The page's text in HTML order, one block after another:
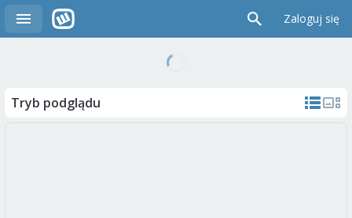
Zaloguj się
Tryb podglądu